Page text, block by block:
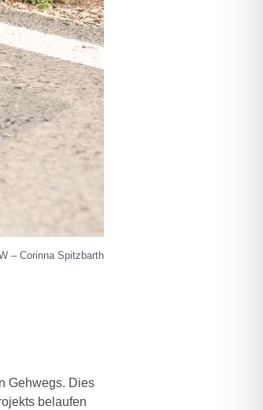
– Corinna Spitzbarth
Gehwegs. Dies
belaufen